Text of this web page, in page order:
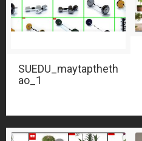
SUEDU_maytaptheth
ao_1